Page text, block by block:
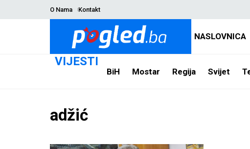
O Nama Kontakt
NASLOVNICA
VIJESTI
BiH Mostar Regija Svijet
adžić